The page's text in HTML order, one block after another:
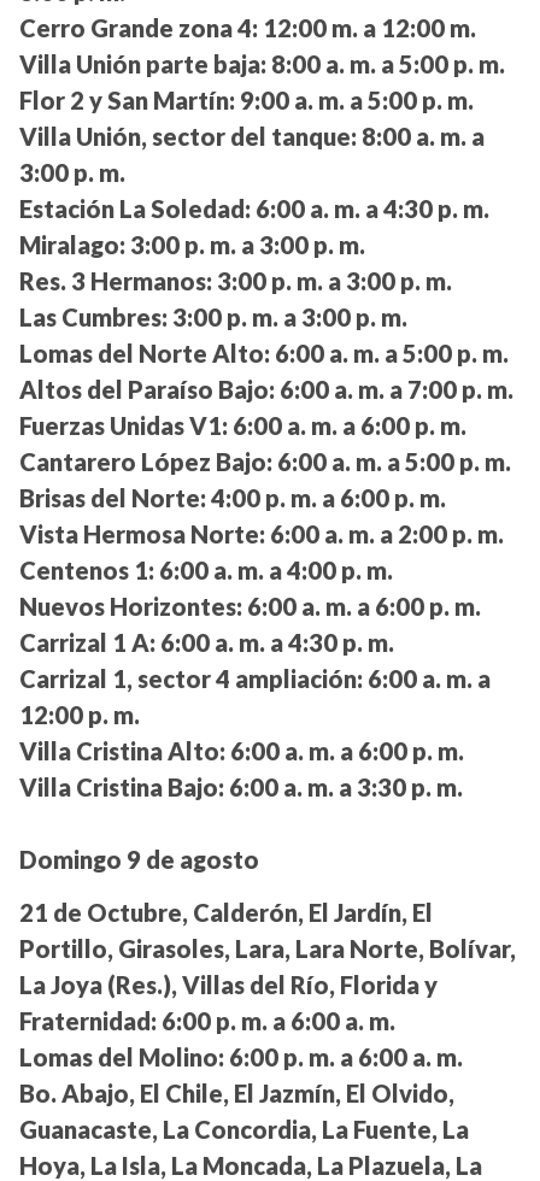
Cerro Grande zona 4: 12:00 m. a 12:00 m.
Villa Unión parte baja: 8:00 a. m. a 5:00 p. m.
Flor 2 y San Martín: 9:00 a. m. a 5:00 p. m.
Villa Unión, sector del tanque: 8:00 a. m. a
3:00 p. m.
Estación La Soledad: 6:00 a. m. a 4:30 p. m.
Miralago: 3:00 p. m. a 3:00 p. m.
Res. 3 Hermanos: 3:00 p. m. a 3:00 p. m.
Las Cumbres: 3:00 p. m. a 3:00 p. m.
Lomas del Norte Alto: 6:00 a. m. a 5:00 p. m.
Altos del Paraíso Bajo: 6:00 a. m. a 7:00 p. m.
Fuerzas Unidas V1: 6:00 a. m. a 6:00 p. m.
Cantarero López Bajo: 6:00 a. m. a 5:00 p. m.
Brisas del Norte: 4:00 p. m. a 6:00 p. m.
Vista Hermosa Norte: 6:00 a. m. a 2:00 p. m.
Centenos 1: 6:00 a. m. a 4:00 p. m.
Nuevos Horizontes: 6:00 a. m. a 6:00 p. m.
Carrizal 1 A: 6:00 a. m. a 4:30 p. m.
Carrizal 1, sector 4 ampliación: 6:00 a. m. a
12:00 p. m.
Villa Cristina Alto: 6:00 a. m. a 6:00 p. m.
Villa Cristina Bajo: 6:00 a. m. a 3:30 p. m.
Domingo 9 de agosto
21 de Octubre, Calderón, El Jardín, El
Portillo, Girasoles, Lara, Lara Norte, Bolívar,
La Joya (Res.), Villas del Río, Florida y
Fraternidad: 6:00 p. m. a 6:00 a. m.
Lomas del Molino: 6:00 p. m. a 6:00 a. m.
Bo. Abajo, El Chile, El Jazmín, El Olvido,
Guanacaste, La Concordia, La Fuente, La
Hoya, La Isla, La Moncada, La Plazuela, La